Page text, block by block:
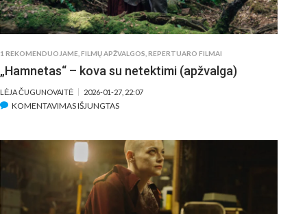
1 REKOMENDUOJAME ,FILMŲ APŽVALGOS ,REPERTUARO FILMAI
„Hamnetas“ – kova su netektimi (apžvalga)
LĖJA ČUGUNOVAITĖ 2026-01-27, 22:07
KOMENTAVIMAS IŠJUNGTASĮRAŠE
KOVA
SU
NETEKTIMI
(APŽVALGA)